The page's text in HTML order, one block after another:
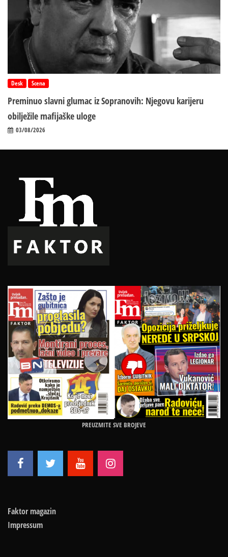
Desk Scena
Preminuo slavni glumac iz Sopranovih: Njegovu karijeru
obilježile mafijaške uloge
03/08/2026
PREUZMITE SVE BROJEVE
Faktor magazin
Impressum